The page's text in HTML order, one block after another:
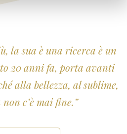
la sua è una ricerca è un
20 anni fa, porta avanti
alla bellezza, al sublime,
c’è mai fine.”